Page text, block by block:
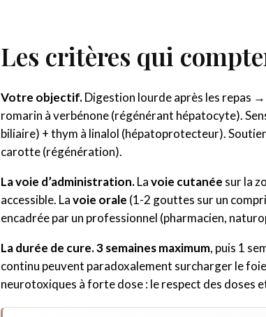
Les critères qui
Votre objectif.Digestion lourde après les repas
romarin à verbénone (régénérant hépatocyte).
biliaire) + thym à linalol (hépatoprotecteur).
carotte (régénération).
La voie d’administration.Lavoie cutanée sur la
accessible. Lavoie orale (1-2 gouttes sur un
encadrée par un professionnel (pharmacien,
La durée de cure.3 semaines maximum, puis 1
continu peuvent paradoxalement surcharger le
neurotoxiques à forte dose : le respect des doses